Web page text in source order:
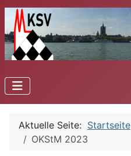
Aktuelle Seite: Startseite
OKStM 2023